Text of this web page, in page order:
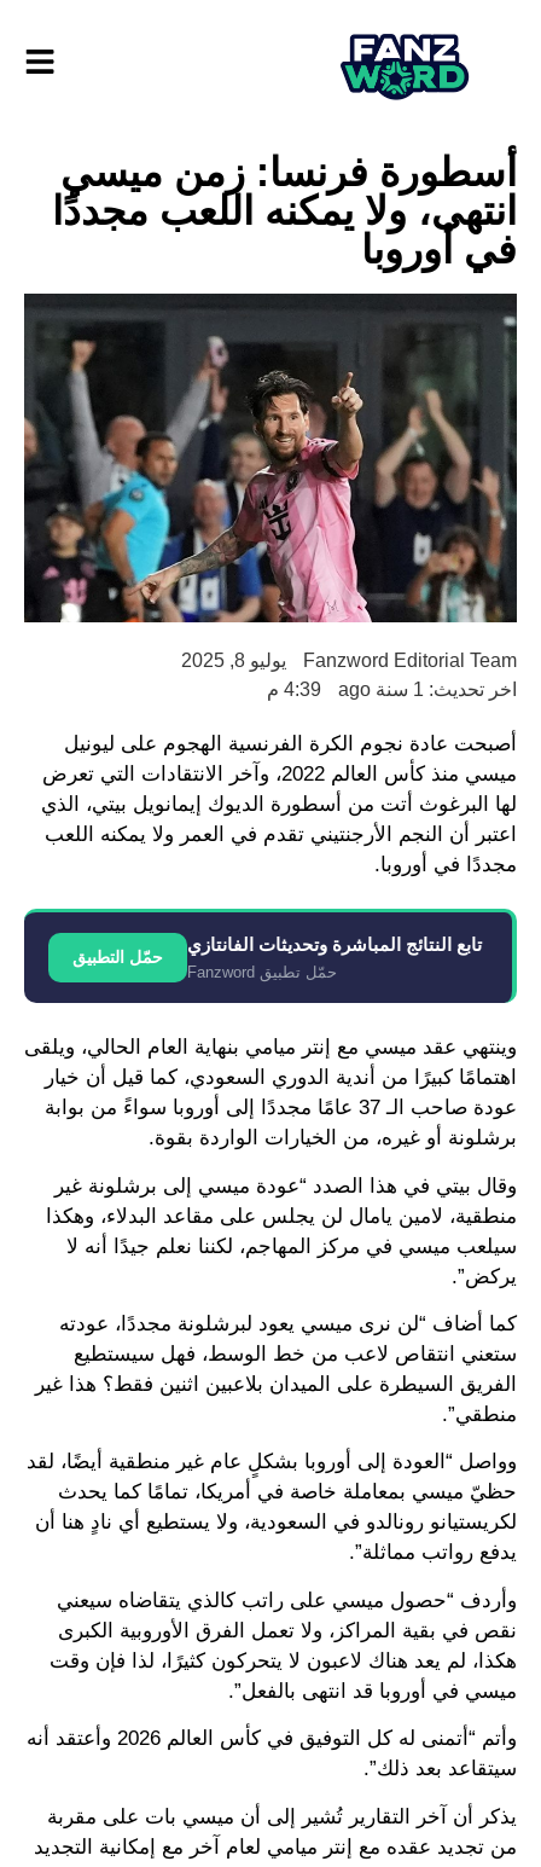
أسطورة فرنسا: زمن ميسي
انتهى، ولا يمكنه اللعب مجددًا
في أوروبا
Fanzword Editorial Team
يوليو 8, 2025
اخر تحديث: 1 سنة ago
4:39 م
أصبحت عادة نجوم الكرة الفرنسية الهجوم على ليونيل
ميسي منذ كأس العالم 2022، وآخر الانتقادات التي تعرض
لها البرغوث أتت من أسطورة الديوك إيمانويل بيتي، الذي
اعتبر أن النجم الأرجنتيني تقدم في العمر ولا يمكنه اللعب
مجددًا في أوروبا.
تابع النتائج المباشرة وتحديثات الفانتازي
حمّل تطبيق Fanzword
حمّل التطبيق
وينتهي عقد ميسي مع إنتر ميامي بنهاية العام الحالي، ويلقى
اهتمامًا كبيرًا من أندية الدوري السعودي، كما قيل أن خيار
عودة صاحب الـ 37 عامًا مجددًا إلى أوروبا سواءً من بوابة
برشلونة أو غيره، من الخيارات الواردة بقوة.
وقال بيتي في هذا الصدد “عودة ميسي إلى برشلونة غير
منطقية، لامين يامال لن يجلس على مقاعد البدلاء، وهكذا
سيلعب ميسي في مركز المهاجم، لكننا نعلم جيدًا أنه لا
يركض”.
كما أضاف “لن نرى ميسي يعود لبرشلونة مجددًا، عودته
ستعني انتقاص لاعب من خط الوسط، فهل سيستطيع
الفريق السيطرة على الميدان بلاعبين اثنين فقط؟ هذا غير
منطقي”.
وواصل “العودة إلى أوروبا بشكلٍ عام غير منطقية أيضًا، لقد
حظيّ ميسي بمعاملة خاصة في أمريكا، تمامًا كما يحدث
لكريستيانو رونالدو في السعودية، ولا يستطيع أي نادٍ هنا أن
يدفع رواتب مماثلة”.
وأردف “حصول ميسي على راتب كالذي يتقاضاه سيعني
نقص في بقية المراكز، ولا تعمل الفرق الأوروبية الكبرى
هكذا، لم يعد هناك لاعبون لا يتحركون كثيرًا، لذا فإن وقت
ميسي في أوروبا قد انتهى بالفعل”.
وأتم “أتمنى له كل التوفيق في كأس العالم 2026 وأعتقد أنه
سيتقاعد بعد ذلك”.
يذكر أن آخر التقارير تُشير إلى أن ميسي بات على مقربة
من تجديد عقده مع إنتر ميامي لعام آخر مع إمكانية التجديد